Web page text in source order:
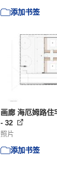
添加书签
画廊 海厄姆路
- 32
照片
添加书签